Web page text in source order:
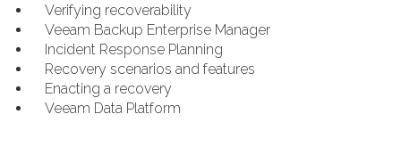
Verifying recoverability
Veeam Backup Enterprise Manager
Incident Response Planning
Recovery scenarios and features
Enacting a recovery
Veeam Data Platform